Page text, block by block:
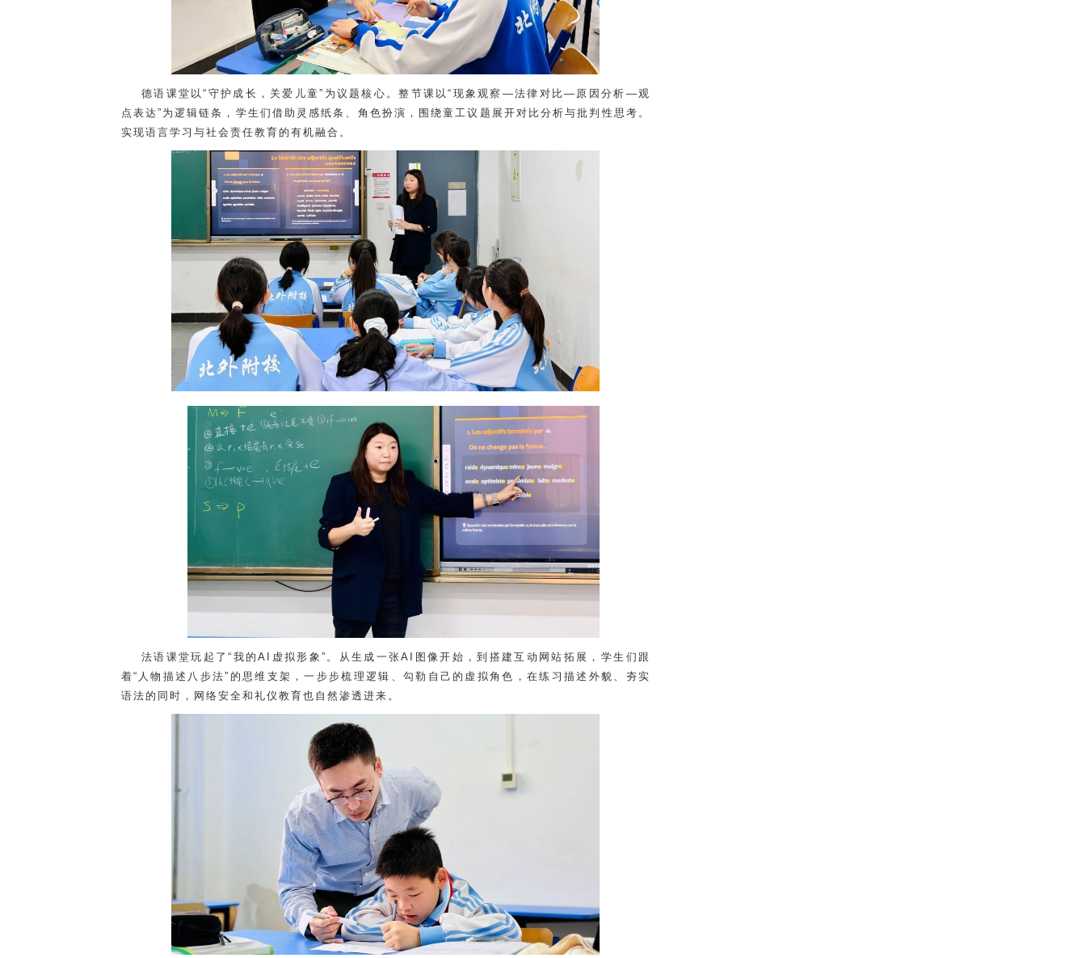
德语课堂以“守护成长，关爱儿童”为议题核心。整节课以“现象观察—法律对比—原因分析—观
点表达”为逻辑链条，学生们借助灵感纸条、角色扮演，围绕童工议题展开对比分析与批判性思考。
实现语言学习与社会责任教育的有机融合。
法语课堂玩起了“我的AI虚拟形象”。从生成一张AI图像开始，到搭建互动网站拓展，学生们跟
着“人物描述八步法”的思维支架，一步步梳理逻辑、勾勒自己的虚拟角色，在练习描述外貌、夯实
语法的同时，网络安全和礼仪教育也自然渗透进来。